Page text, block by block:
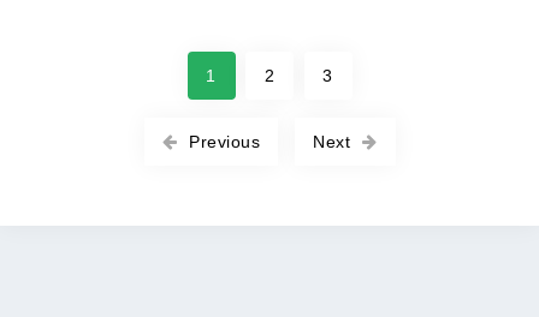
Previous
1 2 3
Next